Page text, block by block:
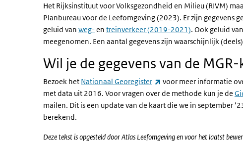
Het Rijksinstituut voor Volksgezondheid en Milieu (RIVM)
Planbureau voor de Leefomgeving (2023). Er zijn gegevens
geluid van weg-en treinverkeer (2019-2021). Ook geluid van
meegenomen. Een aantal gegevens zijn waarschijnlijk
Wil je de gegevens van de
Bezoek het Nationaal Georegister (externe link)
voor meer informatie
met data uit 2016. Voor vragen over de methode kun je de
mailen. Dit is een update van de kaart die we in september
berekend.
Deze tekst is opgesteld door Atlas Leefomgeving en voor het laatst